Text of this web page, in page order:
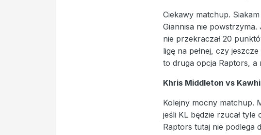
Ciekawy matchup.
Giannisa nie powstrzyma.
nie przekraczał 20
ligę na pełnej, czy
to druga opcja Raptors, a
Khris Middleton vs
Kolejny mocny matchup.
jeśli KL będzie rzucał
Raptors tutaj nie podlega